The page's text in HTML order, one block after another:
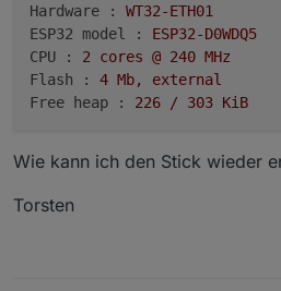
Hardware :
WT32-ETH01
ESP32 model :
ESP32-D0WDQ5
CPU :
2 cores @ 240 MHz
Flash :
4 Mb,
external
Free heap :
226 / 303 KiB
Wie kann ich den Stick wieder
Torsten